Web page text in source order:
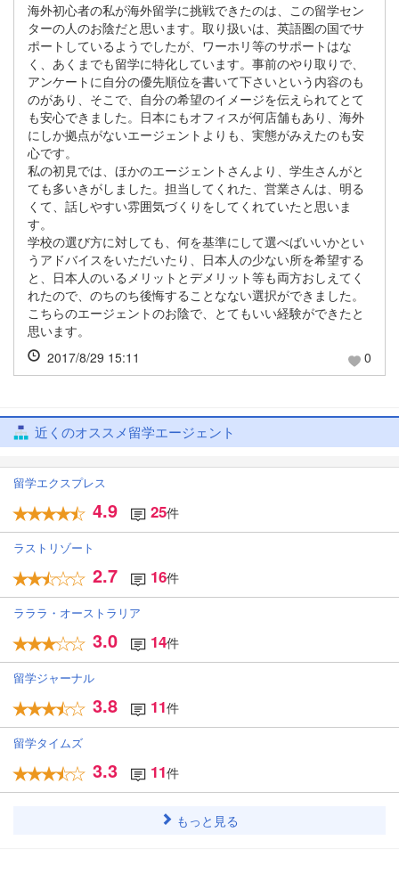
海外初心者の私が海外留学に挑戦できたのは、この留学セン
ターの人のお陰だと思います。取り扱いは、英語圏の国でサ
ポートしているようでしたが、ワーホリ等のサポートはな
く、あくまでも留学に特化しています。事前のやり取りで、
アンケートに自分の優先順位を書いて下さいという内容のも
のがあり、そこで、自分の希望のイメージを伝えられてとて
も安心できました。日本にもオフィスが何店舗もあり、海外
にしか拠点がないエージェントよりも、実態がみえたのも安
心です。
私の初見では、ほかのエージェントさんより、学生さんがと
ても多いきがしました。担当してくれた、営業さんは、明る
くて、話しやすい雰囲気づくりをしてくれていたと思いま
す。
学校の選び方に対しても、何を基準にして選べばいいかとい
うアドバイスをいただいたり、日本人の少ない所を希望する
と、日本人のいるメリットとデメリット等も両方おしえてく
れたので、のちのち後悔することなない選択ができました。
こちらのエージェントのお陰で、とてもいい経験ができたと
思います。
2017/8/29 15:11
0
近くのオススメ留学エージェント
留学エクスプレス
4.9 25件
ラストリゾート
2.7 16件
ラララ・オーストラリア
3.0 14件
留学ジャーナル
3.8 11件
留学タイムズ
3.3 11件
もっと見る